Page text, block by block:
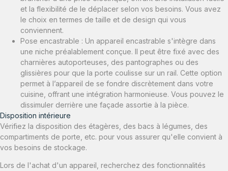
et la flexibilité de le déplacer selon vos besoins. Vous avez
le choix en termes de taille et de design qui vous
conviennent.
Pose encastrable : Un appareil encastrable s'intègre dans
une niche préalablement conçue. Il peut être fixé avec des
charnières autoporteuses, des pantographes ou des
glissières pour que la porte coulisse sur un rail. Cette option
permet à l’appareil de se fondre discrètement dans votre
cuisine, offrant une intégration harmonieuse. Vous pouvez le
dissimuler derrière une façade assortie à la pièce.
Disposition intérieure
Vérifiez la disposition des étagères, des bacs à légumes, des
compartiments de porte, etc. pour vous assurer qu'elle convient à
vos besoins de stockage.
Lors de l'achat d'un appareil, recherchez des fonctionnalités